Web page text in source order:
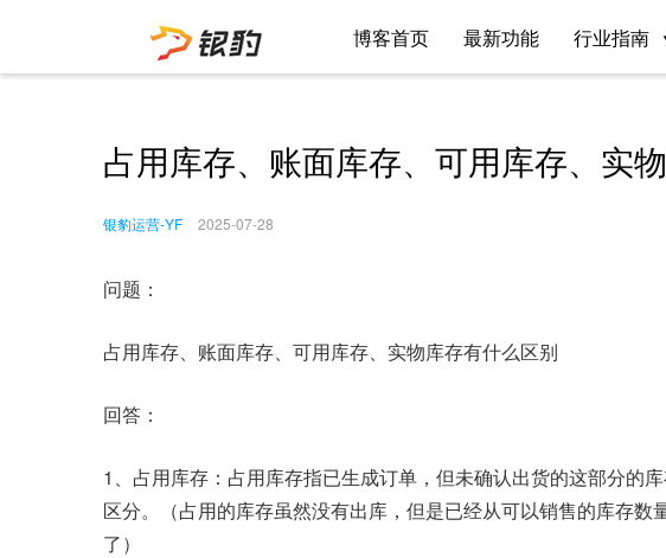
博客首页 最新功能 行业指南
占用库存、账面库存、可用库存、实
银豹运营-YF 2025-07-28
问题：
占用库存、账面库存、可用库存、实物库存有什么区别
回答：
1、占用库存：占用库存指已生成订单，但未确认出货的这部分的
区分。（占用的库存虽然没有出库，但是已经从可以销售的库存数
了）